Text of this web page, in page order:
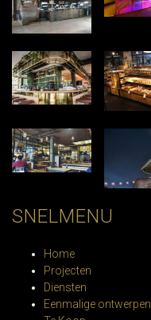
SNELMENU
Home
Projecten
Diensten
Eenmalige ontwerpen